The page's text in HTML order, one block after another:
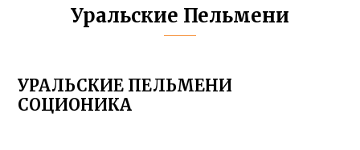
Уральские Пельмени
УРАЛЬСКИЕ ПЕЛЬМЕНИ
СОЦИОНИКА